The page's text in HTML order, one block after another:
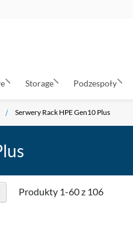
Storage Podzespoły
Serwery Rack HPE Gen10 Plus
Produkty 1-60z 106